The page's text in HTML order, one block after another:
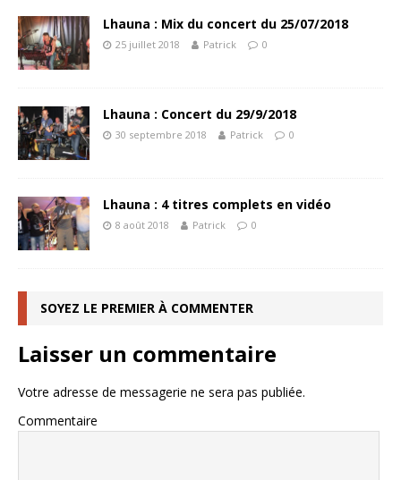
Lhauna : Mix du concert du 25/07/2018
25 juillet 2018 Patrick 0
Lhauna : Concert du 29/9/2018
30 septembre 2018 Patrick 0
Lhauna : 4 titres complets en vidéo
8 août 2018 Patrick 0
SOYEZ LE PREMIER À COMMENTER
Laisser un commentaire
Votre adresse de messagerie ne sera pas publiée.
Commentaire